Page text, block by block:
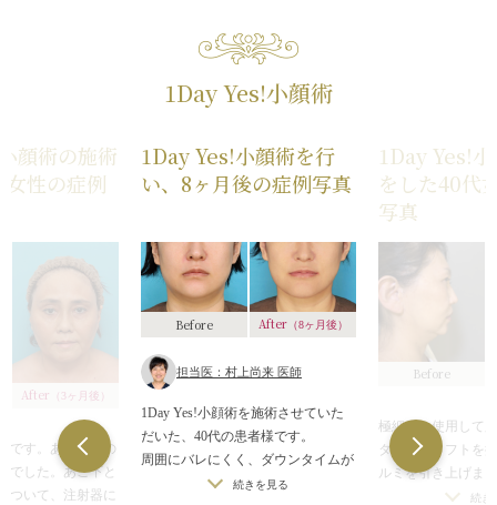
1Day Yes!小顔術
顔術の施術
性の症例
After （3ヶ月後）
です。あご回りの
でした。あご下と
ついて、注射器に
1Day Yes!小顔術を行
い、8ヶ月後の症例写真
Before After（8ヶ月後）
担当医：村上尚来 医師
1Day Yes!小顔術を施術させていた
だいた、40代の患者様です。
周囲にバレにくく、ダウンタイムが
短い施術がご希望でしたので「1Day
続きを見る
1Day Yes!
をした40代
写真
Before
極細針を使用して
タリアンリフトを
ルミを引き上げま
顎のたるみ改善の
続き